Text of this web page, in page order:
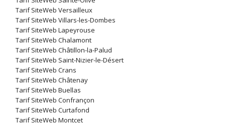
Tarif SiteWeb Versailleux
Tarif SiteWeb Villars-les-Dombes
Tarif SiteWeb Lapeyrouse
Tarif SiteWeb Chalamont
Tarif SiteWeb Châtillon-la-Palud
Tarif SiteWeb Saint-Nizier-le-Désert
Tarif SiteWeb Crans
Tarif SiteWeb Châtenay
Tarif SiteWeb Buellas
Tarif SiteWeb Confrançon
Tarif SiteWeb Curtafond
Tarif SiteWeb Montcet